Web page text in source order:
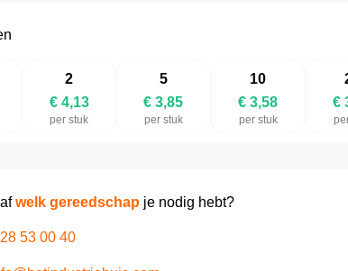
2
€ 4,13
per stuk
5
€ 3,85
per stuk
10
€ 3,58
per stuk
€
welk gereedschapje nodig hebt?
53 00 40